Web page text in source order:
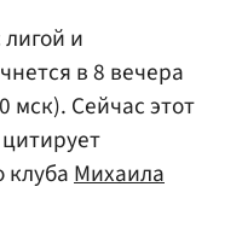
и
в 8 вечера
мск). Сейчас этот
клуба Михаила